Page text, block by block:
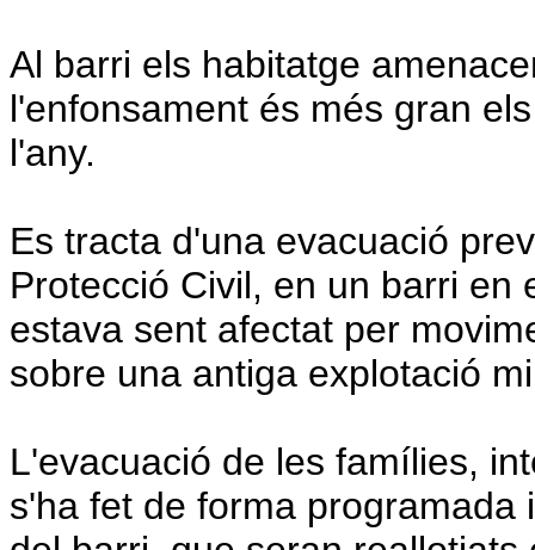
Al barri els habitatge
l'enfonsament és més gran
l'any.
Es tracta d'una evacuació
Protecció Civil, en un barri en
estava sent afectat per
sobre una antiga explotació
L'evacuació de les famílies,
s'ha fet de forma